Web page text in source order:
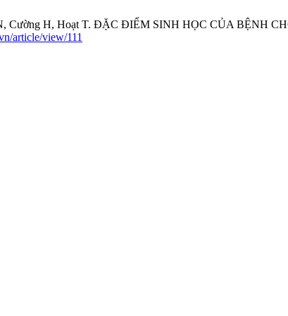
Cường H, Hoạt T. ĐẶC ĐIỂM SINH HỌC CỦA BỆNH
article/view/111